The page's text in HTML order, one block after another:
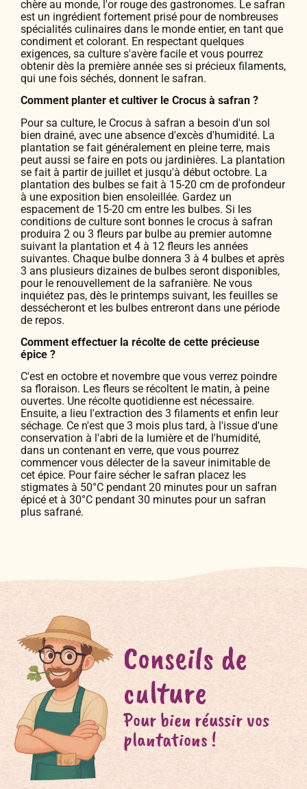
chère au monde, l'or rouge des gastronomes. Le safran
est un ingrédient fortement prisé pour de nombreuses
spécialités culinaires dans le monde entier, en tant que
condiment et colorant. En respectant quelques
exigences, sa culture s'avère facile et vous pourrez
obtenir dès la première année ses si précieux filaments,
qui une fois séchés, donnent le safran.
Comment planter et cultiver le Crocus à safran ?
Pour sa culture, le Crocus à safran a besoin d'un sol
bien drainé, avec une absence d'excès d'humidité. La
plantation se fait généralement en pleine terre, mais
peut aussi se faire en pots ou jardinières. La plantation
se fait à partir de juillet et jusqu'à début octobre. La
plantation des bulbes se fait à 15-20 cm de profondeur
à une exposition bien ensoleillée. Gardez un
espacement de 15-20 cm entre les bulbes. Si les
conditions de culture sont bonnes le crocus à safran
produira 2 ou 3 fleurs par bulbe au premier automne
suivant la plantation et 4 à 12 fleurs les années
suivantes. Chaque bulbe donnera 3 à 4 bulbes et après
3 ans plusieurs dizaines de bulbes seront disponibles,
pour le renouvellement de la safranière. Ne vous
inquiétez pas, dès le printemps suivant, les feuilles se
dessécheront et les bulbes entreront dans une période
de repos.
Comment effectuer la récolte de cette précieuse
épice ?
C'est en octobre et novembre que vous verrez poindre
sa floraison. Les fleurs se récoltent le matin, à peine
ouvertes. Une récolte quotidienne est nécessaire.
Ensuite, a lieu l'extraction des 3 filaments et enfin leur
séchage. Ce n'est que 3 mois plus tard, à l'issue d'une
conservation à l'abri de la lumière et de l'humidité,
dans un contenant en verre, que vous pourrez
commencer vous délecter de la saveur inimitable de
cet épice. Pour faire sécher le safran placez les
stigmates à 50°C pendant 20 minutes pour un safran
épicé et à 30°C pendant 30 minutes pour un safran
plus safrané.
Conseils de
culture
Pour bien réussir vos
plantations !